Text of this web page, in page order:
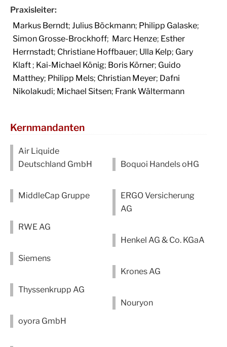
Praxisleiter:
Markus Berndt; Julius Böckmann; Philipp Galaske;
Simon Grosse-Brockhoff; Marc Henze; Esther
Herrnstadt; Christiane Hoffbauer; Ulla Kelp; Gary
Klaft; Kai-Michael König; Boris Körner; Guido
Matthey; Philipp Mels; Christian Meyer; Dafni
Nikolakudi; Michael Sitsen; Frank Wältermann
Kernmandanten
Air Liquide
Deutschland GmbH
MiddleCap Gruppe
RWE AG
Siemens
Thyssenkrupp AG
oyora GmbH
Boquoi Handels oHG
ERGO Versicherung
AG
Henkel AG & Co. KGaA
Krones AG
Nouryon